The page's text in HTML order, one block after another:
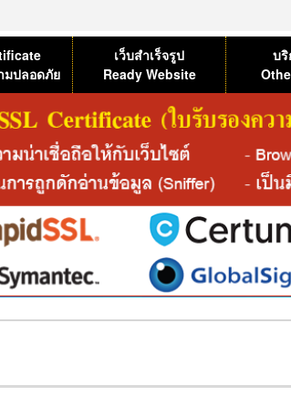
มปลอดภัย
เว็บสำเร็จรูป
Ready Website
บริ